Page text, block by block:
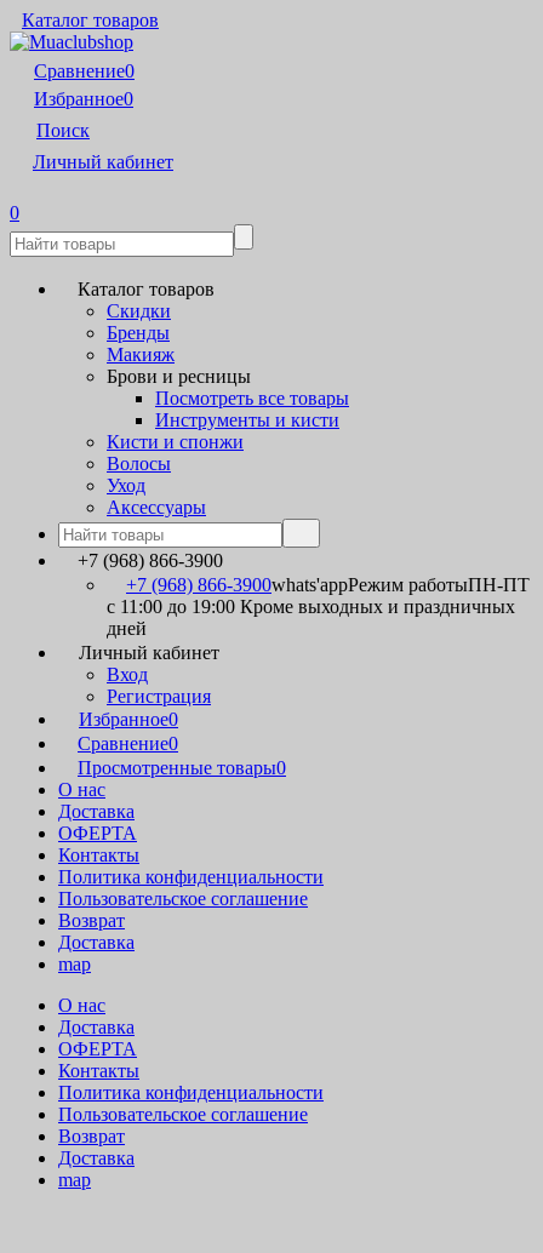
Каталог товаров
Сравнение0
Избранное0
Поиск
Личный кабинет
0
Каталог товаров
Скидки
Бренды
Макияж
Брови и ресницы
Посмотреть все товары
Инструменты и кисти
Кисти и спонжи
Волосы
Уход
Аксессуары
+7 (968) 866-3900
+7 (968) 866-3900whats'appРежим работыПН-ПТ
с 11:00 до 19:00 Кроме выходных и праздничных
дней
Личный кабинет
Вход
Регистрация
Избранное0
Сравнение0
Просмотренные товары0
О нас
Доставка
ОФЕРТА
Контакты
Политика конфиденциальности
Пользовательское соглашение
Возврат
Доставка
map
О нас
Доставка
ОФЕРТА
Контакты
Политика конфиденциальности
Пользовательское соглашение
Возврат
Доставка
map